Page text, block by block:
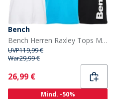
Bench
Bench Herren Raxley Tops Mehrfarbig
UVP119,99 €
War29,99 €
Current
26,99 €
Mind. -50%